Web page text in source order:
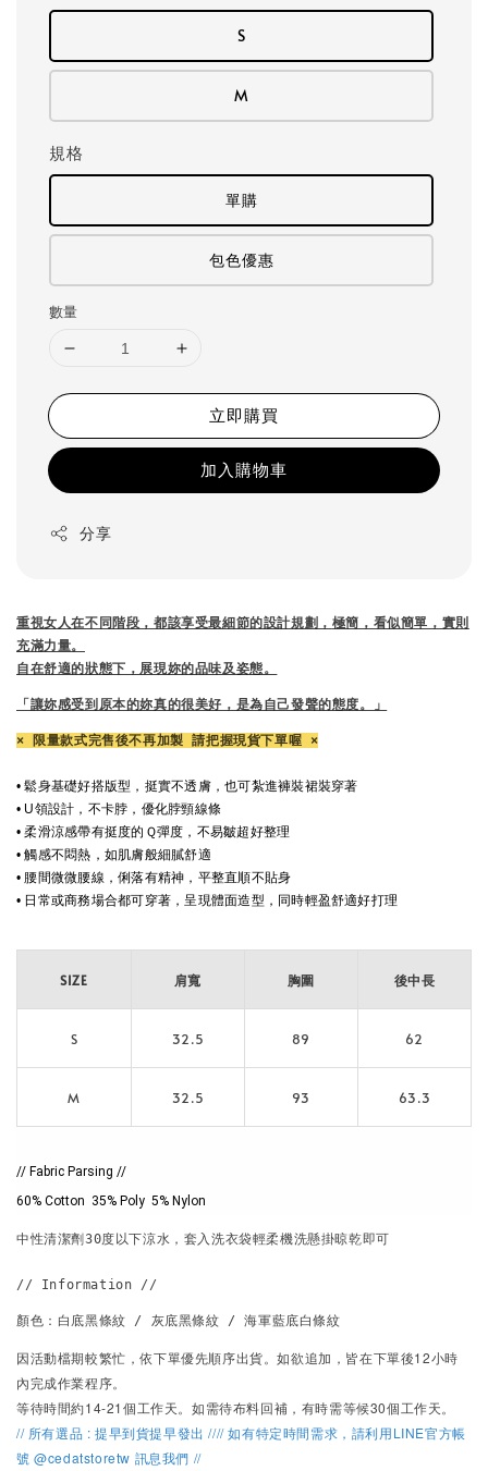
S
M
規格
單購
包色優惠
數量
立即購買
加入購物車
分享
重視女人在不同階段，都該享受最細節的設計規劃， 極簡，看似簡單，實則
充滿力量。
自在舒適的狀態下，展現妳的品味及姿態。
「讓妳感受到原本的妳真的很美好，是為自己發聲的態度。」
× 限量款式完售後不再加製 請把握現貨下單喔 ×
• 鬆身基礎好搭版型，挺實不透膚，也可紮進褲裝裙裝穿著
• U領設計，不卡脖，優化脖頸線條
• 柔滑涼感帶有挺度的Ｑ彈度，不易皺超好整理
•觸感不悶熱，如肌膚般細膩舒適
• 腰間微微腰線，俐落有精神 ，平整直順不貼身
• 日常或商務場合都可穿著，呈現體面造型，同時輕盈舒適好打理
SIZE 肩寬 胸圍 後中長
S 32.5 89 62
M 32.5 93 63.3
// Fabric Parsing //
60% Cotton  35% Poly  5% Nylon
中性清潔劑30度以下涼水，套入洗衣袋輕柔機洗懸掛晾乾即可
// Information //
因活動檔期較繁忙，依下單優先順序出貨。如欲追加，皆在下單後12小時
內完成作業程序。
等待時間約14-21個工作天。如需待布料回補，有時需等候30個工作天。
// 所有選品 : 提早到貨提早發出 //// 如有特定時間需求，請利用LINE官方帳
號 @cedatstoretw 訊息我們 //